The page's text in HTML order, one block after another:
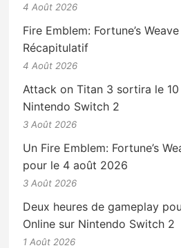
4 Août 2026
Fire Emblem: Fortune’s
Récapitulatif
4 Août 2026
Attack on Titan 3 sortira le
Nintendo Switch 2
3 Août 2026
Un Fire Emblem: Fortune’s
pour le 4 août 2026
3 Août 2026
Deux heures de gameplay
Online sur Nintendo Switch 2
1 Août 2026